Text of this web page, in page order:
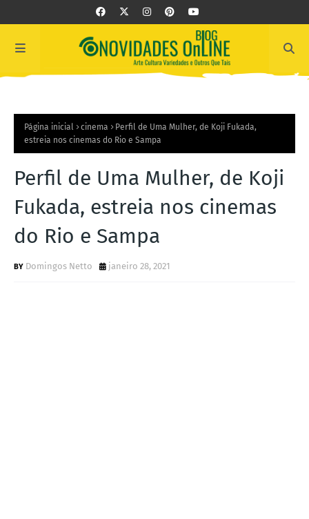
Página inicial cinema
Perfil de Uma Mulher, de Koji Fukada,
estreia nos cinemas do Rio e Sampa
Perfil de Uma Mulher, de Koji
Fukada, estreia nos cinemas
do Rio e Sampa
Domingos Netto janeiro 28, 2021